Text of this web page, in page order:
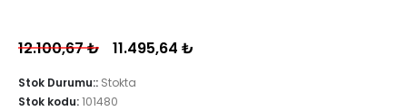
12.100,67₺ 11.495,64₺
Stok Durumu:: Stokta
Stok kodu:101480